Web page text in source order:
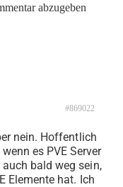
abzugeben
#869022
nein. Hoffentlich
es PVE Server
bald weg sein,
Elemente hat. Ich